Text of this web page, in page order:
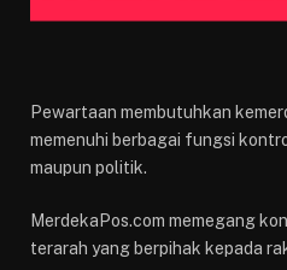
Pewartaan membutuhkan
memenuhi berbagai fungsi
maupun politik.
MerdekaPos.com memegang
terarah yang berpihak kepada